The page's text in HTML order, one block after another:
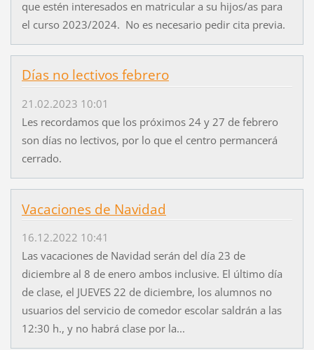
que estén interesados en matricular a su hijos/as para
el curso 2023/2024. No es necesario pedir cita previa.
Días no lectivos febrero
21.02.2023 10:01
Les recordamos que los próximos 24 y 27 de febrero
son días no lectivos, por lo que el centro permancerá
cerrado.
Vacaciones de Navidad
16.12.2022 10:41
Las vacaciones de Navidad serán del día 23 de
diciembre al 8 de enero ambos inclusive. El último día
de clase, el JUEVES 22 de diciembre, los alumnos no
usuarios del servicio de comedor escolar saldrán a las
12:30 h., y no habrá clase por la...